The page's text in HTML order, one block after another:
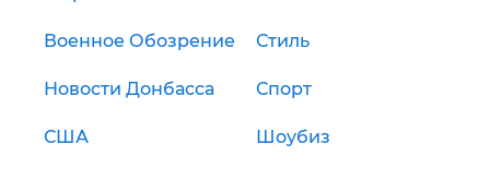
Военное Обозрение Стиль
Новости Донбасса Спорт
США Шоубиз